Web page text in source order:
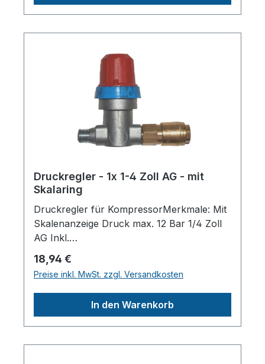
Druckregler - 1x 1-4 Zoll AG - mit
Skalaring
Druckregler für KompressorMerkmale: Mit
Skalenanzeige Druck max. 12 Bar 1/4 Zoll
AG Inkl.
GmbH, AEROTEC
KompressorenFerdinand-Porsche-Str. 16,
63500 Seligenstadt,
Deutschlandinfo@aerotec.info
Regulärer Preis:
18,94 €
Preise inkl. MwSt. zzgl. Versandkosten
In den Warenkorb